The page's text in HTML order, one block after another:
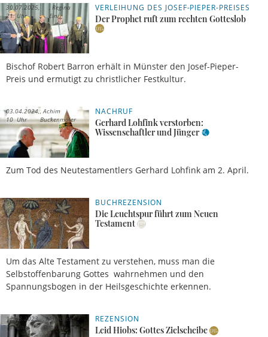
VERLEIHUNG DES JOSEF-PIEPER-PREISES
Der Prophet ruft zum rechten Gotteslob
Bischof Robert Barron erhält in Münster den Josef-Pieper-
Preis und ermutigt zu christlicher Festkultur.
30.07.2025,
21 Uhr
Regina
Einig
NACHRUF
Gerhard Lohfink verstorben:
Wissenschaftler und Jünger
Zum Tod des Neutestamentlers Gerhard Lohfink am 2. April.
03.04.2024,
10 Uhr
Achim
Buckenmaier
BUCHREZENSION
Die Leuchtspur führt zum Neuen
Testament
Um das Alte Testament zu verstehen, muss man die
Selbstoffenbarung Gottes wahrnehmen und den
Spannungsbogen in der Heilsgeschichte erkennen.
16.10.2023,
07 Uhr
Michael
Karger
REZENSION
Leid Hiobs: Gottes Zielscheibe
12.08.2023,
11 Uhr
Margarete
Strauss